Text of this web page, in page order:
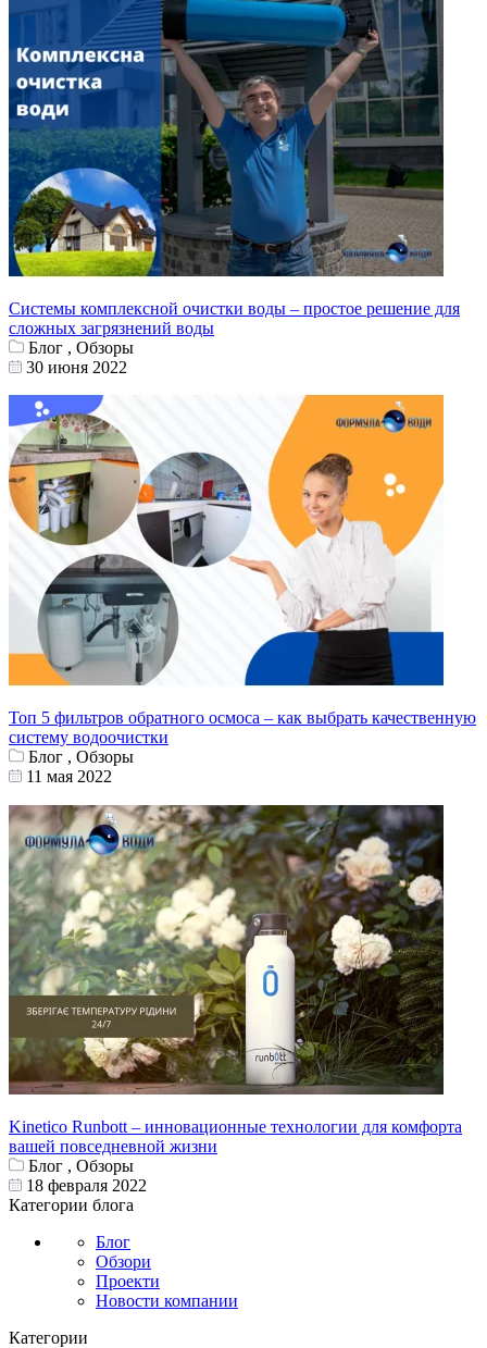
Системы комплексной очистки воды – простое решение для
сложных загрязнений воды
Блог , Обзоры
30 июня 2022
Топ 5 фильтров обратного осмоса – как выбрать качественную
систему водоочистки
Блог , Обзоры
11 мая 2022
Kinetico Runbott – инновационные технологии для комфорта
вашей повседневной жизни
Блог , Обзоры
18 февраля 2022
Категории блога
Блог
Обзори
Проекти
Новости компании
Категории